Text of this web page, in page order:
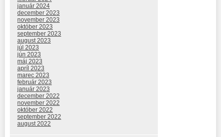
január 2024
december 2023
november 2023
október 2023
september 2023
august 2023
júl 2023
jún 2023
máj 2023
apríl 2023
marec 2023
február 2023
január 2023
december 2022
november 2022
október 2022
september 2022
august 2022